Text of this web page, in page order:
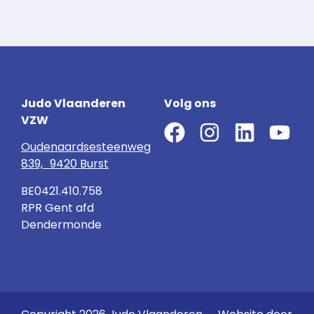
Judo Vlaanderen
VZW
Oudenaardsesteenweg
839, 9420 Burst
BE0421.410.758
RPR Gent afd
Dendermonde
Volg ons